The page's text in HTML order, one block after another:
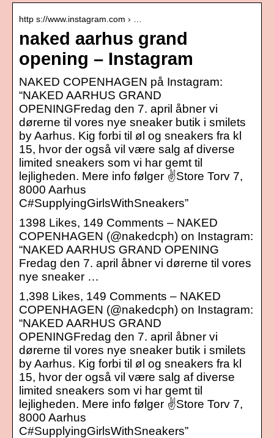
http s://www.instagram.com › …
naked aarhus grand
opening – Instagram
NAKED COPENHAGEN på Instagram:
“NAKED AARHUS GRAND
OPENINGFredag den 7. april åbner vi
dørerne til vores nye sneaker butik i smilets
by Aarhus. Kig forbi til øl og sneakers fra kl
15, hvor der også vil være salg af diverse
limited sneakers som vi har gemt til
lejligheden. Mere info følger ✌Store Torv 7,
8000 Aarhus
C#SupplyingGirlsWithSneakers”
1398 Likes, 149 Comments – NAKED
COPENHAGEN (@nakedcph) on Instagram:
“NAKED AARHUS GRAND OPENING
Fredag den 7. april åbner vi dørerne til vores
nye sneaker …
1,398 Likes, 149 Comments – NAKED
COPENHAGEN (@nakedcph) on Instagram:
“NAKED AARHUS GRAND
OPENINGFredag den 7. april åbner vi
dørerne til vores nye sneaker butik i smilets
by Aarhus. Kig forbi til øl og sneakers fra kl
15, hvor der også vil være salg af diverse
limited sneakers som vi har gemt til
lejligheden. Mere info følger ✌Store Torv 7,
8000 Aarhus
C#SupplyingGirlsWithSneakers”